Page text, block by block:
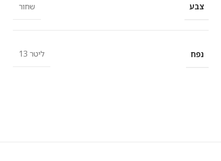
צבע שחור
נפח 13 ליטר